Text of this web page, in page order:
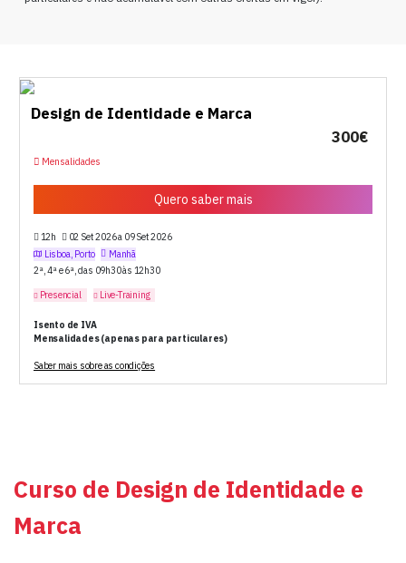
Curso de Design de Identidade e
Marca
Design de Identidade e Marca
300€
Mensalidades
Quero saber mais
12h
02 Set 2026 a 09 Set 2026
Lisboa, Porto
Manhã
2ª, 4ª e 6ª, das 09h30 às 12h30
Presencial Live-Training
Isento de IVA
Mensalidades (apenas para particulares)
Saber mais sobre as condições